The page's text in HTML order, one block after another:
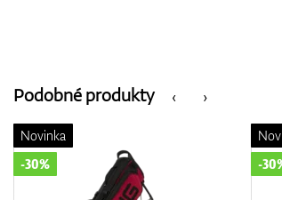
‹
Podobné produkty ›
Novinka
-30%
-